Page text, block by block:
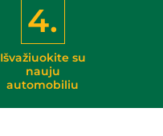
4.
Išvažiuokite su
nauju
automobiliu